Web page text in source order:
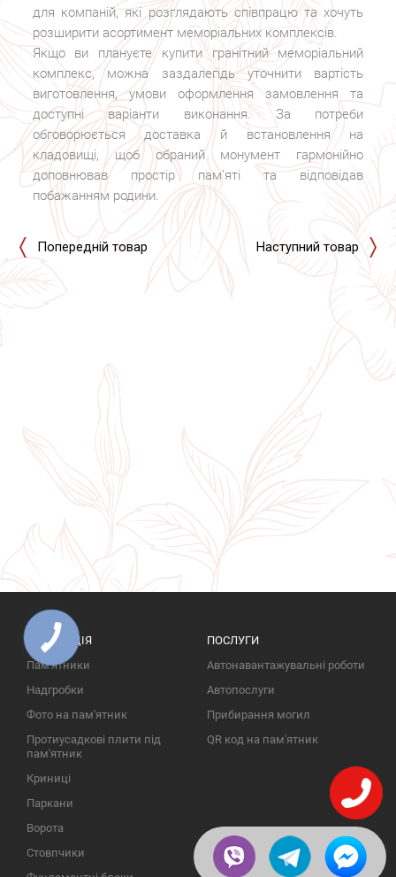
для компаній, які розглядають співпрацю та хочуть
розширити асортимент меморіальних комплексів.
Якщо ви плануєте купити гранітний меморіальний
комплекс, можна заздалегідь уточнити вартість
виготовлення, умови оформлення замовлення та
доступні варіанти виконання. За потреби
обговорюється доставка й встановлення на
кладовищі, щоб обраний монумент гармонійно
доповнював простір пам’яті та відповідав
побажанням родини.
Попередній товар Наступний товар
ПРОДУКЦІЯ
Пам'ятники
Надгробки
Фото на пам'ятник
Протиусадкові плити під
пам'ятник
Криниці
Паркани
Ворота
Стовпчики
ПОСЛУГИ
Автонавантажувальні роботи
Автопослуги
Прибирання могил
QR код на пам'ятник